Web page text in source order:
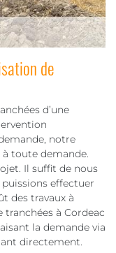
de
d’une
notre
toute demande.
Il suffit de nous
effectuer
des travaux à
à Cordeac
la demande via
directement.